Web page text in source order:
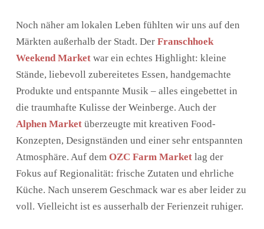
Noch näher am lokalen Leben fühlten wir uns auf den
Märkten außerhalb der Stadt. Der Franschhoek
Weekend Marketwar ein echtes Highlight: kleine
Stände, liebevoll zubereitetes Essen, handgemachte
Produkte und entspannte Musik – alles eingebettet in
die traumhafte Kulisse der Weinberge. Auch der
Alphen Marketüberzeugte mit kreativen Food-
Konzepten, Designständen und einer sehr entspannten
Atmosphäre. Auf dem OZC Farm Marketlag der
Fokus auf Regionalität: frische Zutaten und ehrliche
Küche. Nach unserem Geschmack war es aber leider zu
voll. Vielleicht ist es ausserhalb der Ferienzeit ruhiger.